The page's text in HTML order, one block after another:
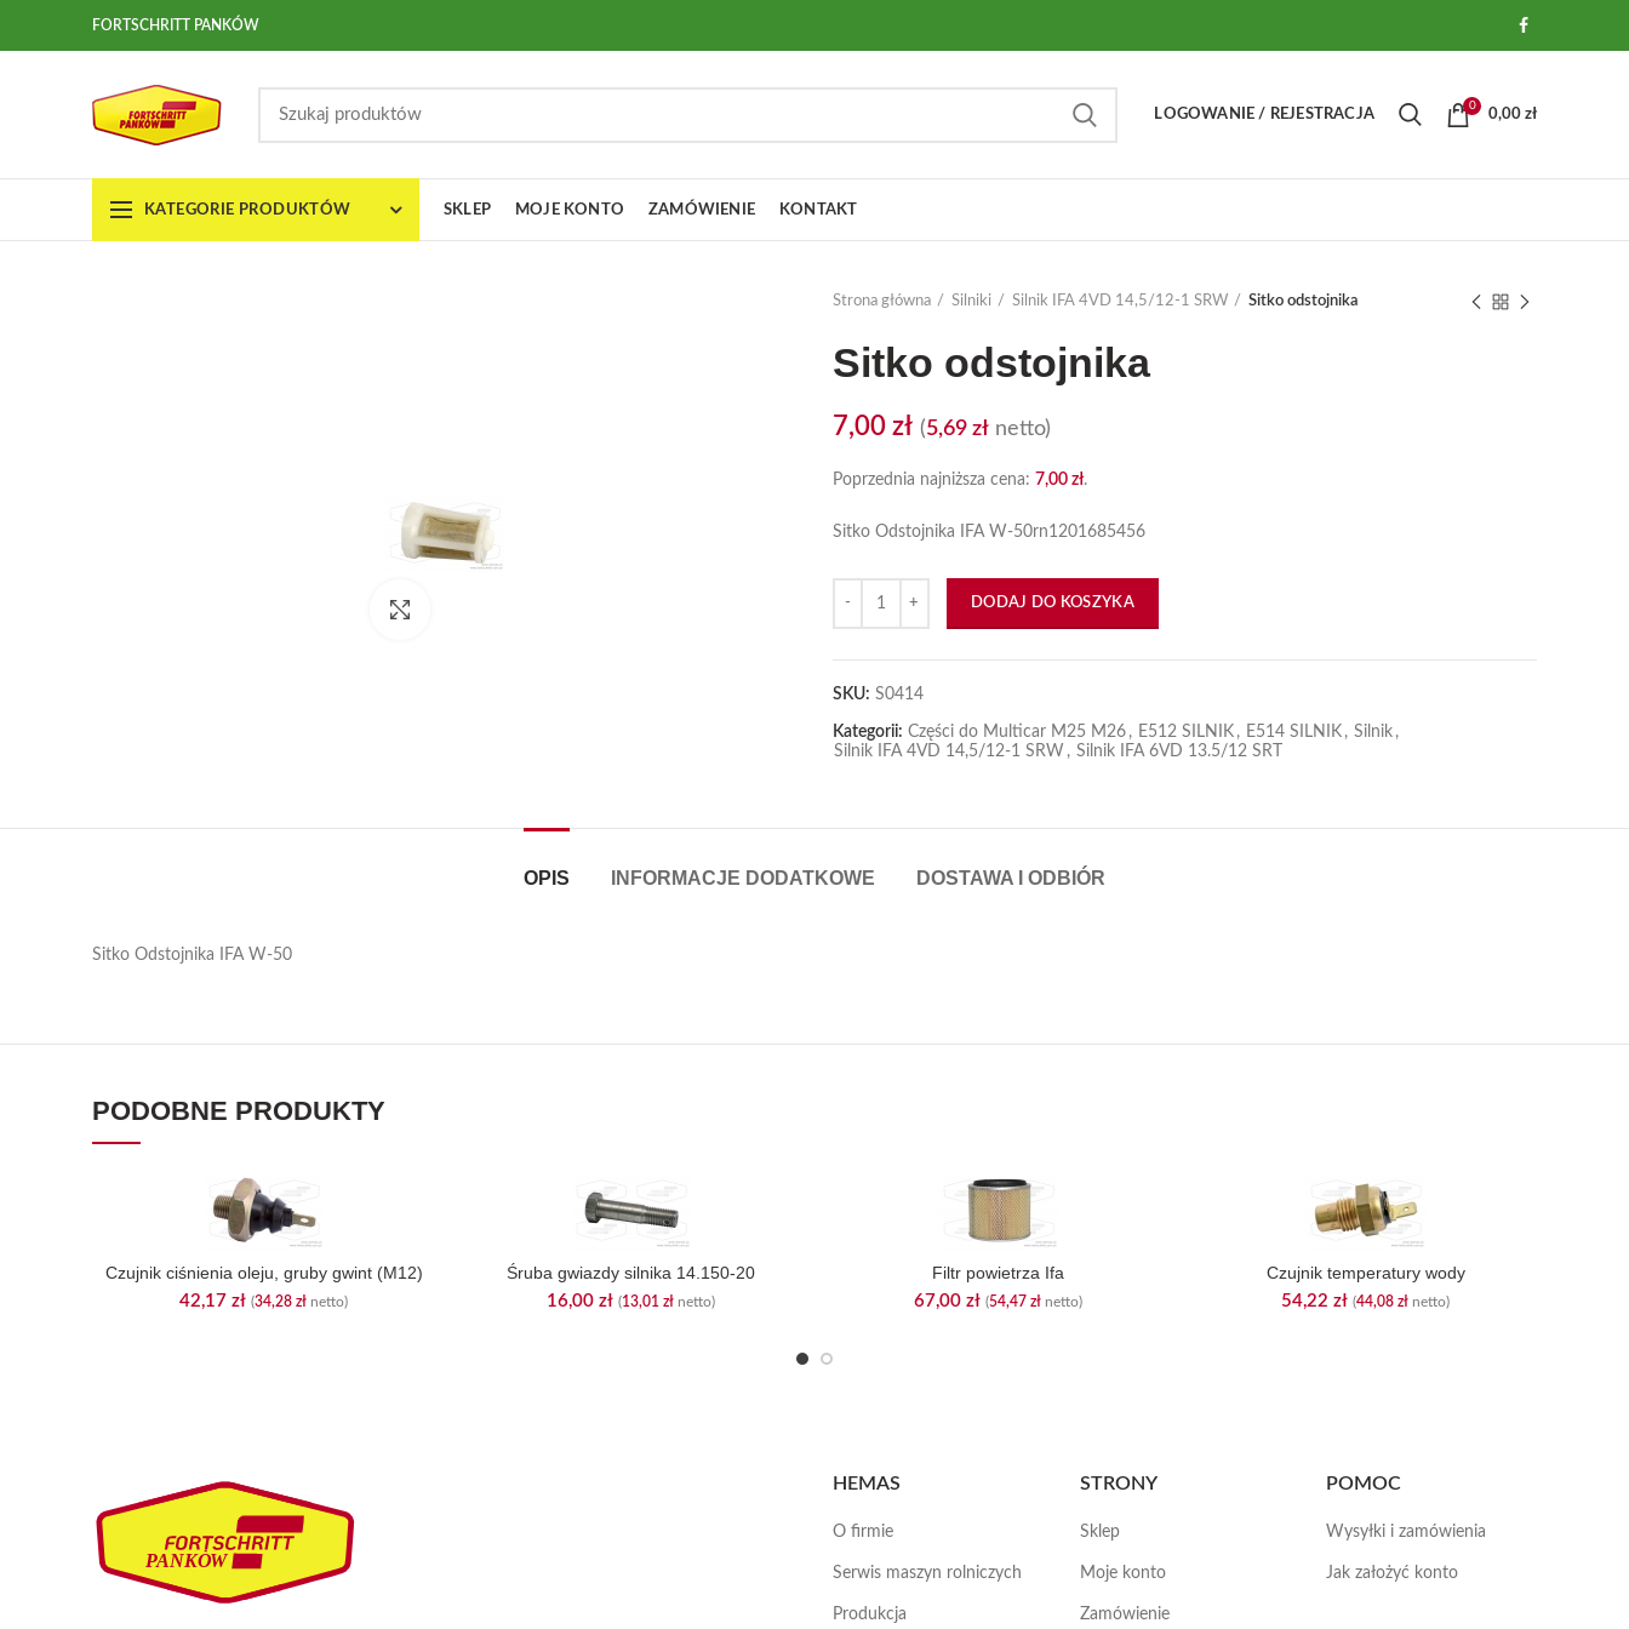
FORTSCHRITT PANKÓW
LOGOWANIE / REJESTRACJA
0
0,00 zł
KATEGORIE PRODUKTÓW SKLEP MOJE KONTO ZAMÓWIENIE KONTAKT
Strona główna Silniki Silnik IFA 4VD 14,5/12-1 SRW Sitko odstojnika
Sitko odstojnika
7,00 zł (5,69 zł netto)
Poprzednia najniższa cena: 7,00 zł.
Sitko Odstojnika IFA W-50rn1201685456
DODAJ DO KOSZYKA
SKU: S0414
Kategorii: Części do Multicar M25 M26 , E512 SILNIK , E514 SILNIK , Silnik ,
Silnik IFA 4VD 14,5/12-1 SRW , Silnik IFA 6VD 13.5/12 SRT
OPIS INFORMACJE DODATKOWE DOSTAWA I ODBIÓR
Sitko Odstojnika IFA W-50
PODOBNE PRODUKTY
Czujnik ciśnienia oleju, gruby gwint (M12)
42,17 zł (34,28 zł netto)
Śruba gwiazdy silnika 14.150-20
16,00 zł (13,01 zł netto)
Filtr powietrza Ifa
67,00 zł (54,47 zł netto)
Czujnik temperatury wody
54,22 zł (44,08 zł netto)
HEMAS
O firmie
Serwis maszyn rolniczych
Produkcja
STRONY
Sklep
Moje konto
Zamówienie
POMOC
Wysyłki i zamówienia
Jak założyć konto